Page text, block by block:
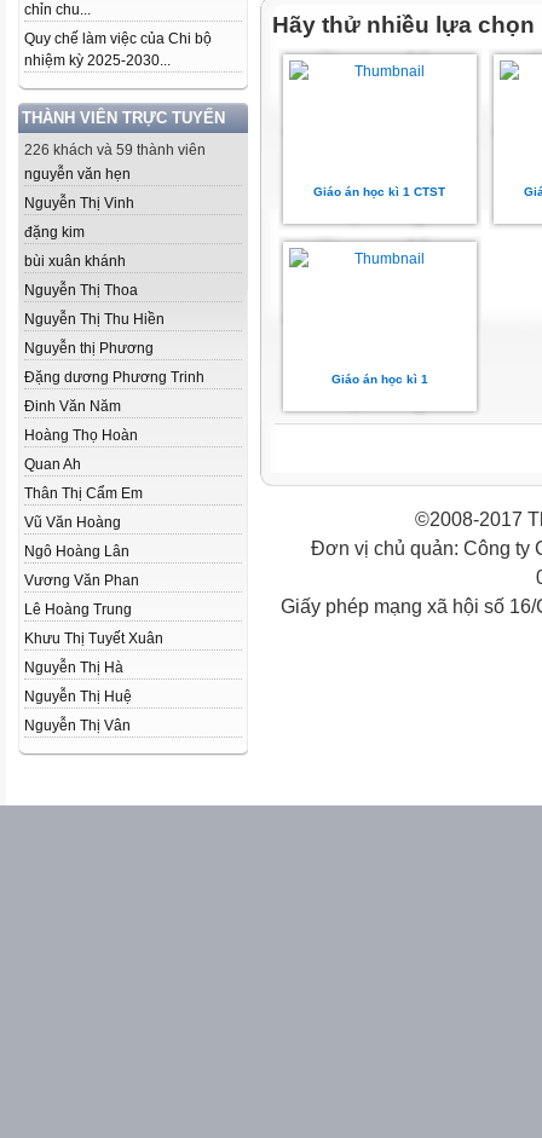
chỉn chu...
Quy chế làm việc của Chi bộ
nhiệm kỳ 2025-2030...
THÀNH VIÊN TRỰC TUYẾN
226 khách và 59 thành viên
nguyễn văn hẹn
Nguyễn Thị Vinh
đặng kim
bùi xuân khánh
Nguyễn Thị Thoa
Nguyễn Thị Thu Hiền
Nguyễn thị Phương
Đặng dương Phương Trinh
Đinh Văn Năm
Hoàng Thọ Hoàn
Quan Ah
Thân Thị Cẩm Em
Vũ Văn Hoàng
Ngô Hoàng Lân
Vương Văn Phan
Lê Hoàng Trung
Khưu Thị Tuyết Xuân
Nguyễn Thị Hà
Nguyễn Thị Huệ
Nguyễn Thị Vân
Hãy thử nhiều lựa chọn
Giáo án học kì 1 CTST
Giáo án học kì 1
©2008-2017
Đơn vị chủ quản: Công ty
Giấy phép mạng xã hội số